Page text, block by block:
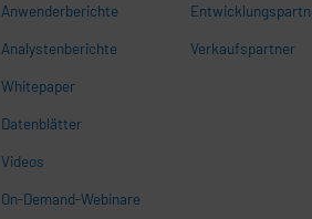
Anwenderberichte
Analystenberichte
Whitepaper
Datenblätter
Videos
On-Demand-Webinare
Verkaufspartner